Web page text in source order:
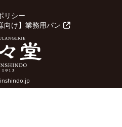
リシー
向け】業務用パン